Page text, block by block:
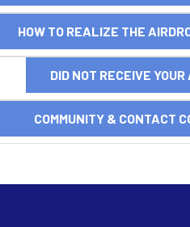
HOW TO REALIZE THE
DID NOT RECEIVE
COMMUNITY & CONTACT